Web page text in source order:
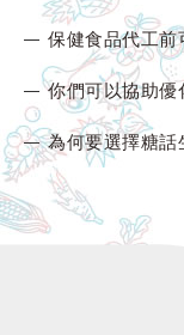
保健食品代工前
你們可以協助優
為何要選擇糖話